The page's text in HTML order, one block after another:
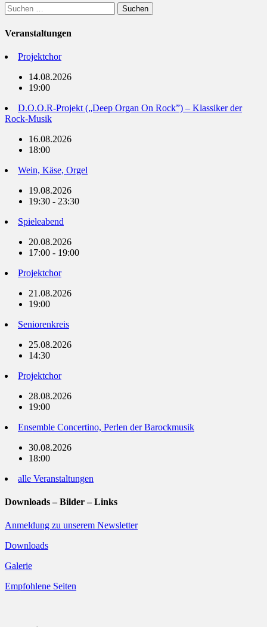
Suchen
nach:
Veranstaltungen
Projektchor
14.08.2026
19:00
D.O.O.R-Projekt („Deep Organ On Rock”) – Klassiker der
Rock-Musik
16.08.2026
18:00
Wein, Käse, Orgel
19.08.2026
19:30 - 23:30
Spieleabend
20.08.2026
17:00 - 19:00
Projektchor
21.08.2026
19:00
Seniorenkreis
25.08.2026
14:30
Projektchor
28.08.2026
19:00
Ensemble Concertino, Perlen der Barockmusik
30.08.2026
18:00
alle Veranstaltungen
Downloads – Bilder – Links
Anmeldung zu unserem Newsletter
Downloads
Galerie
Empfohlene Seiten